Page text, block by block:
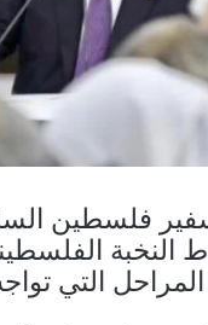
فلسطين
التي